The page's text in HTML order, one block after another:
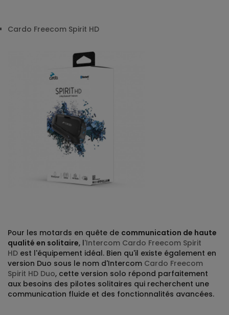
Cardo Freecom Spirit HD
Pour les motards en quête de communication de haute
qualité en solitaire, l'Intercom Cardo Freecom Spirit
HD est l'équipement idéal. Bien qu'il existe également en
version Duo sous le nom d'Intercom Cardo Freecom
Spirit HD Duo, cette version solo répond parfaitement
aux besoins des pilotes solitaires qui recherchent une
communication fluide et des fonctionnalités avancées.